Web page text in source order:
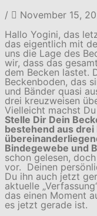
/
November 15,
Hallo Yogini, das
das eigentlich mit
uns die Lage des
wir, dass das
dem Becken lastet.
Beckenboden, das
und Bänder quasi
drei kreuzweisen
Vielleicht machst
Stelle Dir Dein
bestehend aus drei
Bindegewebe und
schon gelesen,
vor. Deinen
Du ihn auch jetzt
aktuelle
das einen Moment
es jetzt gerade ist.